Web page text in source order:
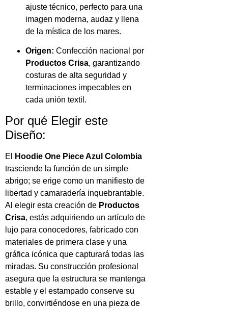
ajuste técnico, perfecto para una
imagen moderna, audaz y llena
de la mística de los mares.
Origen: Confección nacional por
Productos Crisa, garantizando
costuras de alta seguridad y
terminaciones impecables en
cada unión textil.
Por qué Elegir este
Diseño:
El
Hoodie One Piece Azul Colombia
trasciende la función de un simple
abrigo; se erige como un manifiesto de
libertad y camaradería inquebrantable.
Al elegir esta creación de Productos
Crisa, estás adquiriendo un artículo de
lujo para conocedores, fabricado con
materiales de primera clase y una
gráfica icónica que capturará todas las
miradas. Su construcción profesional
asegura que la estructura se mantenga
estable y el estampado conserve su
brillo, convirtiéndose en una pieza de